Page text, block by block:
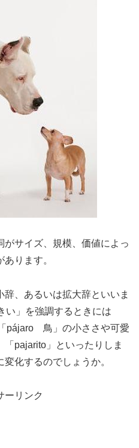
がサイズ、規模、価値によっ
ります。
、あるいは拡大辞といいま
」を強調するときには
pájaro 鳥」の小ささや可愛
pajarito」といったりしま
化するのでしょうか。
ーリンク